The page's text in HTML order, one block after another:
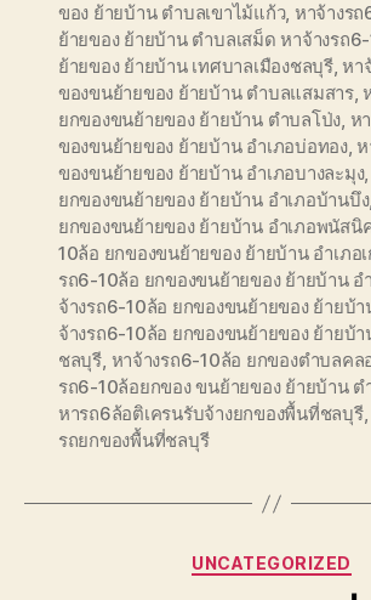
ของ ย้ายบ้าน ตำบลเขาไม้แก้ว, หาจ้างร
ย้ายของ ย้ายบ้าน ตำบลเสม็ด หาจ้างรถ
ย้ายของ ย้ายบ้าน เทศบาลเมืองชลบุรี,หา
ของขนย้ายของ ย้ายบ้าน ตำบลแสมสาร,
ยกของขนย้ายของ ย้ายบ้าน ตำบลโป่ง, ห
ของขนย้ายของ ย้ายบ้าน อำเภอบ่อทอง,ห
ของขนย้ายของ ย้ายบ้าน อำเภอบางละมุง,
ยกของขนย้ายของ ย้ายบ้าน อำเภอบ้านบึง,
ยกของขนย้ายของ ย้ายบ้าน อำเภอพนัสนิ
10ล้อ ยกของขนย้ายของ ย้ายบ้าน อำเภอ
รถ6-10ล้อ ยกของขนย้ายของ ย้ายบ้าน อ
จ้างรถ6-10ล้อ ยกของขนย้ายของ ย้ายบ้า
จ้างรถ6-10ล้อ ยกของขนย้ายของ ย้ายบ้า
ชลบุรี, หาจ้างรถ6-10ล้อ ยกของตำบลคล
รถ6-10ล้อยกของ ขนย้ายของ ย้ายบ้าน
หารถ6ล้อติเครนรับจ้างยกของพื้นที่ชลบุรี
รถยกของพื้นที่ชลบุรี
Categories
UNCATEGORIZED